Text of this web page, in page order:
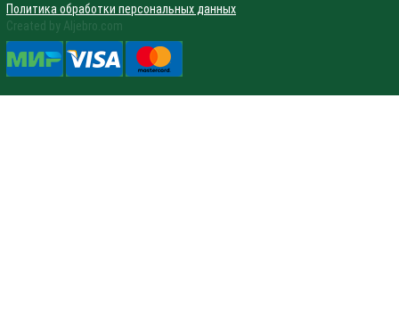
Политика обработки персональных данных
Created by Aljebro.com